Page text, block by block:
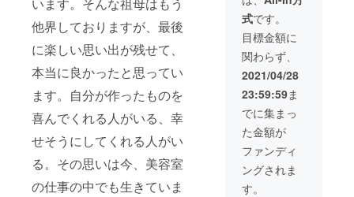
他界しておりますが、最後
に楽しい思い出が残せて、
本当に良かったと思ってい
ます。自分が作ったものを
喜んでくれる人がいる、幸
せそうにしてくれる人がい
る。その思いは今、美容室
の仕事の中でも生きていま
をお楽
しみく
ださ
い。 ※
ポスト
カード
はRIEさ
んがラ
ンダム
に選ん
だもの
が届き
ますの
で、お
ましょ
う。
（付き
添いの
方2名ま
でOKで
す） ※
髪の施
術は一
回につ
き、お
一人様
となり
ます。
ポット
をご紹
介しな
がら、
奄美の
文化や
移住の
お話、
その他
に人生
観やJの
Aさん達
など
の、
式です。
目標金額に
関わらず、
2021/04/28
23:59:59ま
でに集まっ
た金額が
ファンディ
ングされま
す。